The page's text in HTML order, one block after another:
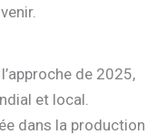
de 2025,
et local.
dans la production